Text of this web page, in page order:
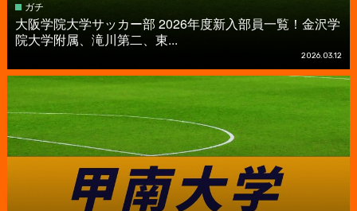
ガチ
大阪学院大学サッカー部 2026年度新入部員一覧！金沢学
院大学附属、滝川第二、東...
2026.03.12